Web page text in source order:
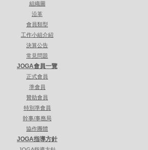
組織圖
沿革
會員類型
工作小組介紹
決算公告
常見問題
JOGA會員一覽
正式會員
準會員
贊助會員
特別準會員
幹事/事務局
協作團體
JOGA指導方針